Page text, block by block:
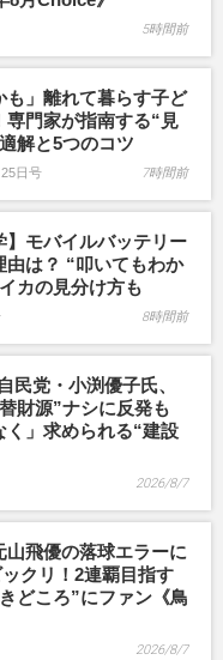
5時間前
も」離れて暮らす子ど
専門家が指南する“見
解と5つのコツ
日号 7時間前
】モバイルバッテリー
由は？ “叩いてもわか
カの見分け方も
8時間前
民党・小渕優子氏、
財源”ナシに反発も
く」求められる“建設
2026/8/7
山飛優の落球エラーに
クリ！2連覇目指す
どころ”にファン《鳥
2026/8/7